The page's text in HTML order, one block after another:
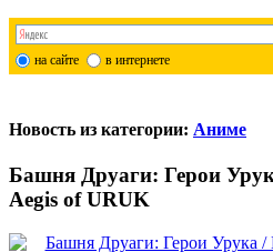
на сайте в интернете
Новость из категории: Аниме
Башня Друаги: Герои
Aegis of URUK